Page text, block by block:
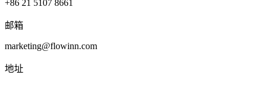
+86 21 5107 8661
邮箱
marketing@flowinn.com
地址